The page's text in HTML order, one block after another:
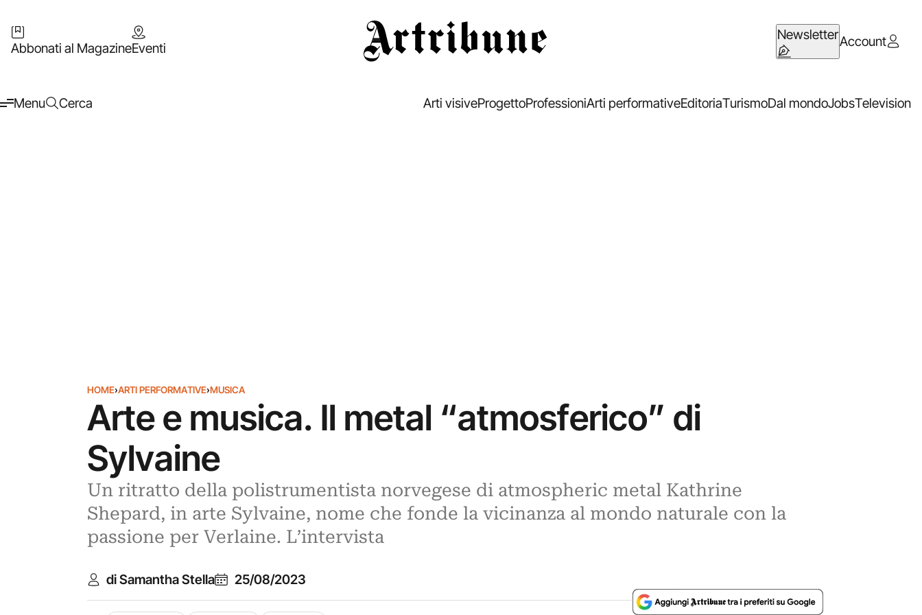
Abbonati al MagazineEventi
NewsletterAccount
Menu Cerca Arti visiveProgettoProfessioniArti performativeEditoriaTurismoDal mondoJobsTelevision
HOME›ARTI PERFORMATIVE›MUSICA
Arte e musica. Il metal “atmosferico” di
Sylvaine
Un ritratto della polistrumentista norvegese di atmospheric metal Kathrine
Shepard, in arte Sylvaine, nome che fonde la vicinanza al mondo naturale con la
passione per Verlaine. L’intervista
di Samantha Stella 25/08/2023